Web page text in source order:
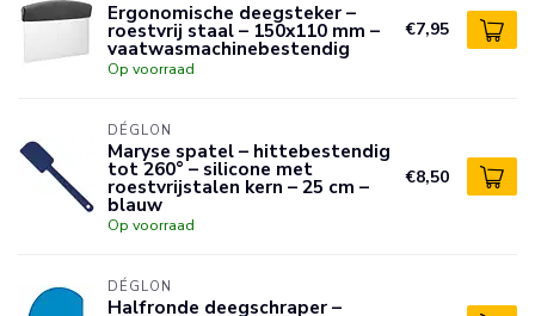
Ergonomische deegsteker –
roestvrij staal – 150x110 mm –
vaatwasmachinebestendig
Op voorraad
€7,95
DÉGLON
Maryse spatel – hittebestendig
tot 260° – silicone met
roestvrijstalen kern – 25 cm –
blauw
Op voorraad
€8,50
DÉGLON
Halfronde deegschraper –